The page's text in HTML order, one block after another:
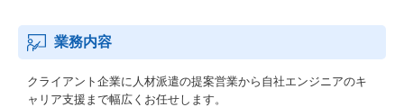
業務内容
クライアント企業に人材派遣の提案営業から自社エンジニアのキ
ャリア支援まで幅広くお任せします。